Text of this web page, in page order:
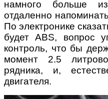
намного больше
отдаленно
По электронике
будет ABS, вопрос
контроль, что бы
момент 2.5
рядника, и,
двигателя.